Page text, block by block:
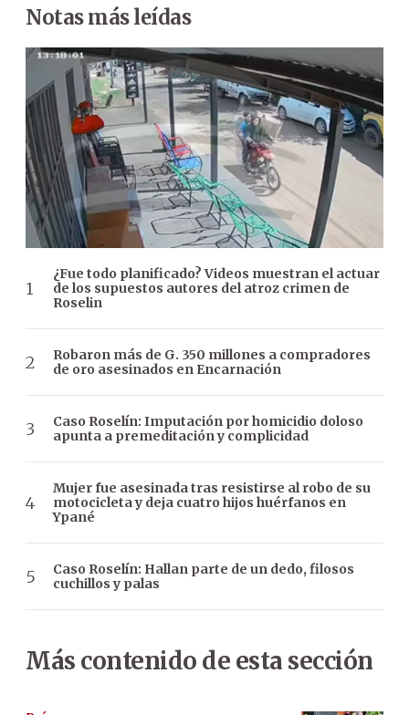
Notas más leídas
¿Fue todo planificado? Videos muestran el actuar
de los supuestos autores del atroz crimen de
Roselin
Robaron más de G. 350 millones a compradores
de oro asesinados en Encarnación
Caso Roselín: Imputación por homicidio doloso
apunta a premeditación y complicidad
Mujer fue asesinada tras resistirse al robo de su
motocicleta y deja cuatro hijos huérfanos en
Ypané
Caso Roselín: Hallan parte de un dedo, filosos
cuchillos y palas
Más contenido de esta sección